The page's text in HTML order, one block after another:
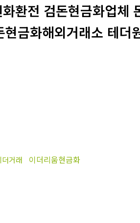
전 검돈현금화업체
금화해외거래소 테더
더거래 이더리움현금화